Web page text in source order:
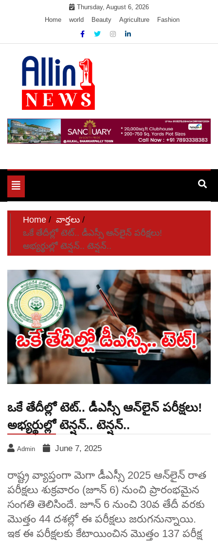
Thursday, August 6, 2026
Home
world Beauty Agriculture Fashion
Allin1news
Toggle
navigation
Home
వార్తలు
ఒకే తేదీల్లో టెట్‌.. డీఎస్సీ ఆన్‌లైన్‌ పరీక్షలు!
అభ్యర్థుల్లో టెన్షన్‌.. టెన్షన్‌..
ఒకే తేదీల్లో టెట్‌.. డీఎస్సీ ఆన్‌లైన్‌ పరీక్షలు!
అభ్యర్థుల్లో టెన్షన్‌.. టెన్షన్‌..
Admin June 7, 2025
రాష్ట్ర వ్యాప్తంగా మెగా డీఎస్సీ 2025 ఆన్‌లైన్‌ రాత
పరీక్షలు శుక్రవారం (జూన్‌ 6) నుంచి ప్రారంభమైన
సంగతి తెలిసిందే. జూన్‌ 6 నుంచి 30వ తేదీ వరకు
మొత్తం 44 దశల్లో ఈ పరీక్షలు జరుగనున్నాయి.
ఇక ఈ పరీక్షలకు కేటాయించిన మొత్తం 137 పరీక్ష